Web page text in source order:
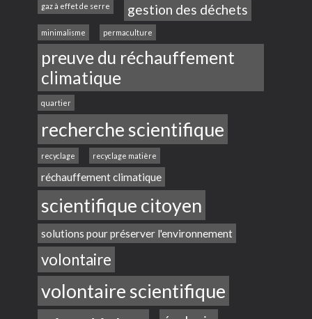
gaz à effet de serre gestion des déchets
minimalisme permaculture
preuve du réchauffement
climatique
quartier
recherche scientifique
recyclage recyclage matière
réchauffement climatique
scientifique citoyen
solutions pour préserver l'environnement
volontaire
volontaire scientifique